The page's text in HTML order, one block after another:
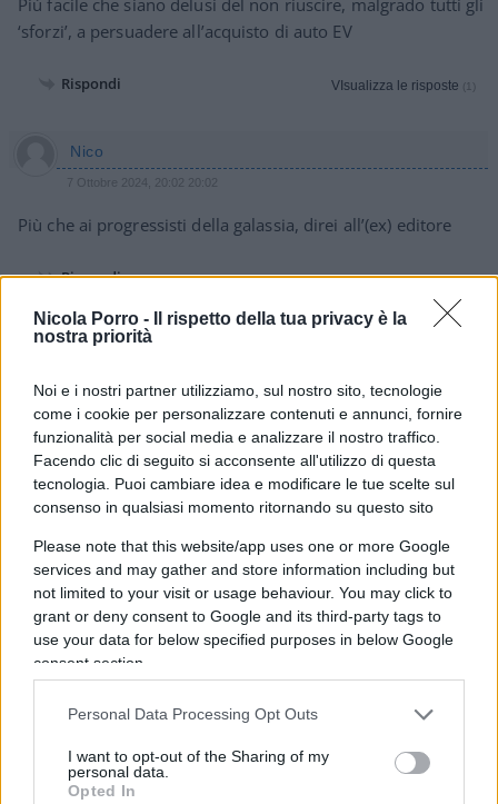
Nicola Porro -
Il rispetto della tua privacy è la
nostra priorità
Noi e i nostri partner utilizziamo, sul nostro sito, tecnologie
come i cookie per personalizzare contenuti e annunci, fornire
funzionalità per social media e analizzare il nostro traffico.
Facendo clic di seguito si acconsente all'utilizzo di questa
tecnologia. Puoi cambiare idea e modificare le tue scelte sul
consenso in qualsiasi momento ritornando su questo sito
Please note that this website/app uses one or more Google
services and may gather and store information including but
not limited to your visit or usage behaviour. You may click to
grant or deny consent to Google and its third-party tags to
use your data for below specified purposes in below Google
consent section.
Personal Data Processing Opt Outs
I want to opt-out of the Sharing of my
personal data.
Opted In
Più facile che siano delusi del non riuscire, malgrado tutti gli
‘sforzi’, a persuadere all’acquisto di auto EV
Rispondi VIsualizza le risposte (1)
Nico
7 Ottobre 2024, 20:02 20:02
Più che ai progressisti della galassia, direi all’(ex) editore
Rispondi
Federico Macoratti
Non me la sento di avallare tutte le scelte degli israeliani.
Il 7 ottobre viene percepito dagli ebrei come un secondo
Olocausto ma la reazione del governo Netanyahu è stata
assolutamente sproporzionata, non voglio essere complice
Rispondi VIsualizza le risposte
Fabry
Rimango perplesso nel vedere come ormai sia del tutto
fisiologico porre due dinamiche belliche identiche quasi
simmetriche su due piani completamente asimmetrici. E
l’unico denominatore comune è la presenza sullo sfondo